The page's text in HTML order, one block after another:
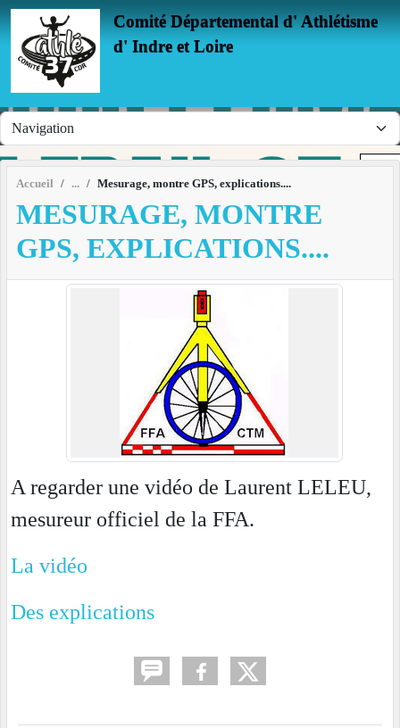
Comité Départemental d' Athlétisme
d' Indre et Loire
Accueil Mesurage, montre GPS, explications....
MESURAGE, MONTRE
GPS, EXPLICATIONS....
A regarder une vidéo de Laurent LELEU,
mesureur officiel de la FFA.
La vidéo
Des explications
Panneau de gestion des cookies